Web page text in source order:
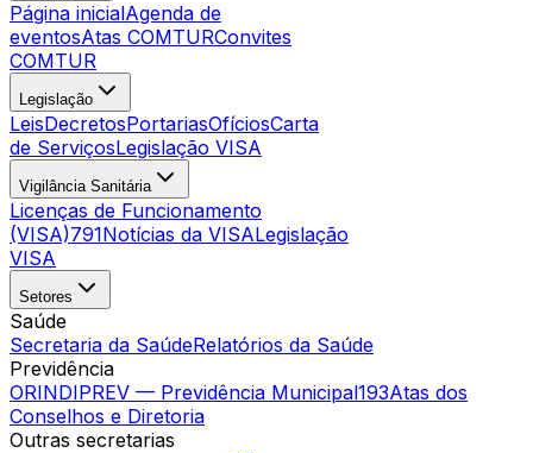
Página inicialAgenda de
eventosAtas COMTURConvites
COMTUR
Legislação
LeisDecretosPortariasOfíciosCarta
de ServiçosLegislação VISA
Vigilância Sanitária
Licenças de Funcionamento
(VISA)791Notícias da VISALegislação
VISA
Setores
Saúde
Secretaria da SaúdeRelatórios da Saúde
Previdência
ORINDIPREV — Previdência Municipal193Atas dos
Conselhos e Diretoria
Outras secretarias